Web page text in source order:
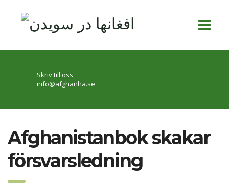
Skriv till oss
info@afghanha.se
Afghanistanbok skakar
försvarsledning